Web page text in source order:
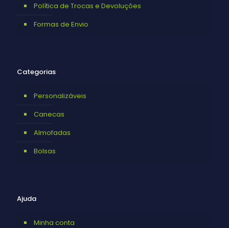
Política de Trocas e Devoluções
Formas de Envio
Categorias
Personalizáveis
Canecas
Almofadas
Bolsas
Ajuda
Minha conta